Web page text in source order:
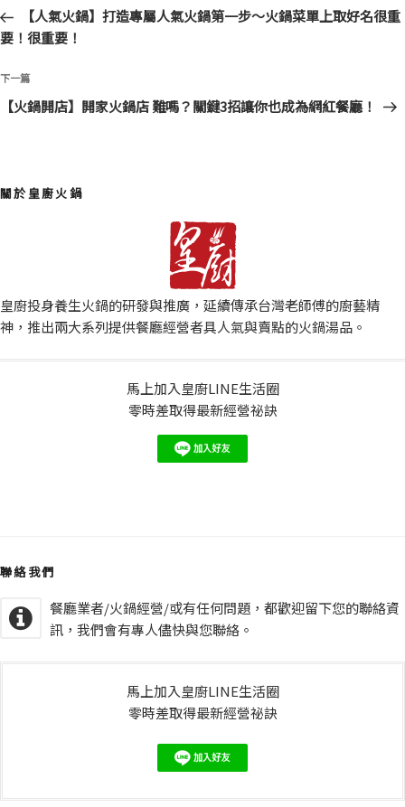
導
覽
一
篇
章
【人氣火鍋】打造專屬人氣火鍋第一步～火鍋菜單上取好名很重
要！很重要！
下
一
下一篇
【火鍋開店】開家火鍋店 難嗎？關鍵3招讓你也成為網紅餐廳！
關於皇廚火鍋
皇廚投身養生火鍋的研發與推廣，延續傳承台灣老師傅的廚藝精
神，推出兩大系列提供餐廳經營者具人氣與賣點的火鍋湯品。
馬上加入皇廚LINE生活圈
零時差取得最新經營祕訣
聯絡我們
餐廳業者/火鍋經營/或有任何問題，都歡迎留下您的聯絡資
訊，我們會有專人儘快與您聯絡。
馬上加入皇廚LINE生活圈
零時差取得最新經營祕訣